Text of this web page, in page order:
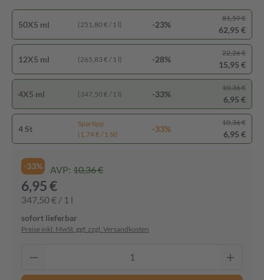
50X5 ml (251,80 € / 1 l) -23%
81,59 €
62,95 €
12X5 ml (265,83 € / 1 l) -28%
22,26 €
15,95 €
4X5 ml (347,50 € / 1 l) -33%
10,36 €
6,95 €
4 St
Spartipp
(1,74 € / 1 St)
-33%
10,36 €
6,95 €
-33% AVP: 10,36 €
6,95 €
347,50 € / 1 l
sofort lieferbar
Preise inkl. MwSt. ggf. zzgl. Versandkosten